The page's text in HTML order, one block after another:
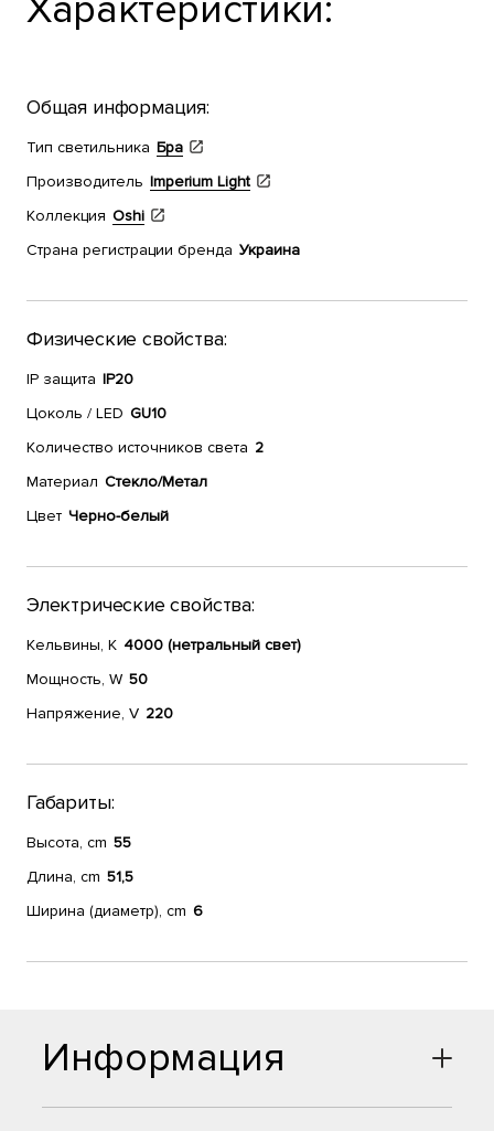
Характеристики:
Общая информация:
Тип светильника Бра
Производитель Imperium Light
Коллекция Oshi
Страна регистрации бренда Украина
Физические свойства:
IP защита IP20
Цоколь / LED GU10
Количество источников света 2
Материал Стекло/Метал
Цвет Черно-белый
Электрические свойства:
Кельвины, К 4000 (нетральный свет)
Мощность, W 50
Напряжение, V 220
Габариты:
Высота, cm 55
Длина, cm 51,5
Ширина (диаметр), cm 6
Информация